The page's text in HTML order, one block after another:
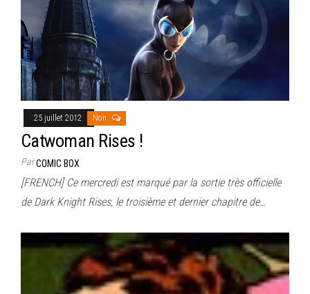
25 juillet 2012 Non
Catwoman Rises !
ParCOMIC BOX
[FRENCH] Ce mercredi est marqué par la sortie très officielle
de Dark Knight Rises, le troisième et dernier chapitre de…